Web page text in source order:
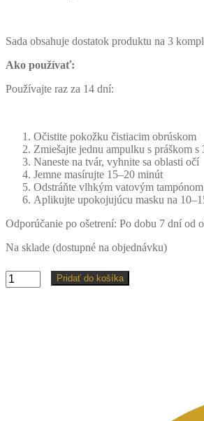
Sada obsahuje dostatok produktu na 3
Ako používať:
Používajte raz za 14 dní:
Očistite pokožku čistiacim obrúskom
Zmiešajte jednu ampulku s práškom s
Naneste na tvár, vyhnite sa oblasti očí
Jemne masírujte 15–20 minút
Odstráňte vlhkým vatovým tampónom
Aplikujte upokojujúcu masku na
Odporúčanie po ošetrení: Po dobu 7 dní od
Na sklade (dostupné na objednávku)
množstvo
Bioneedling
Pridať do košíka